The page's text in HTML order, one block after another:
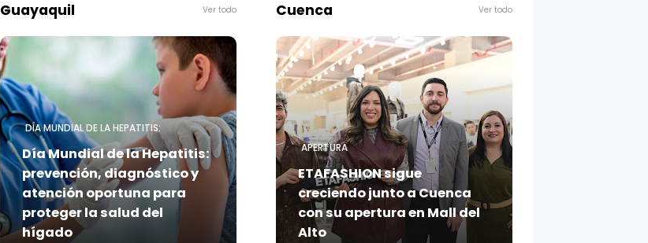
Guayaquil Ver todo
DÍA MUNDIAL DE LA HEPATITIS:
Día Mundial de la Hepatitis:
prevención, diagnóstico y
atención oportuna para
proteger la salud del
hígado
Cuenca Ver todo
APERTURA
ETAFASHION sigue
creciendo junto a Cuenca
con su apertura en Mall del
Alto